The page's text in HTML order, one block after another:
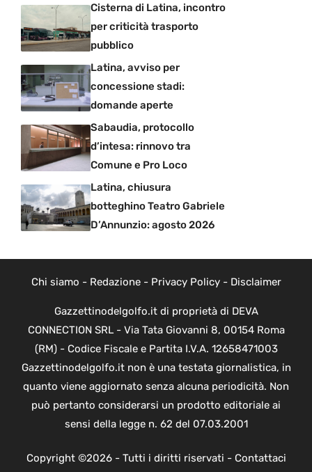
Cisterna di Latina, incontro
per criticità trasporto
pubblico
Latina, avviso per
concessione stadi:
domande aperte
Sabaudia, protocollo
d’intesa: rinnovo tra
Comune e Pro Loco
Latina, chiusura
botteghino Teatro Gabriele
D’Annunzio: agosto 2026
Chi siamo - Redazione- Privacy Policy- Disclaimer
Gazzettinodelgolfo.it di proprietà di DEVA
CONNECTION SRL - Via Tata Giovanni 8, 00154 Roma
(RM) - Codice Fiscale e Partita I.V.A. 12658471003
Gazzettinodelgolfo.it non è una testata giornalistica, in
quanto viene aggiornato senza alcuna periodicità. Non
può pertanto considerarsi un prodotto editoriale ai
sensi della legge n. 62 del 07.03.2001
Copyright ©2026 - Tutti i diritti riservati - Contattaci